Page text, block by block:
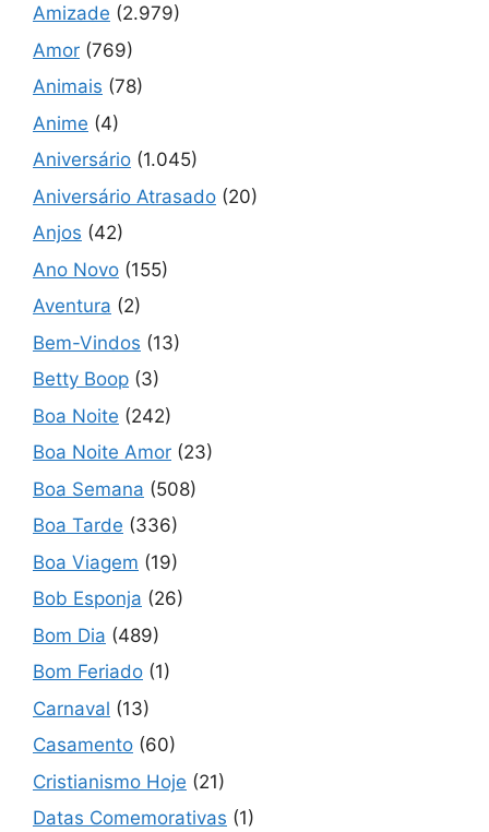
Amizade (2.979)
Amor (769)
Animais (78)
Anime (4)
Aniversário (1.045)
Aniversário Atrasado (20)
Anjos (42)
Ano Novo (155)
Aventura (2)
Bem-Vindos (13)
Betty Boop (3)
Boa Noite (242)
Boa Noite Amor (23)
Boa Semana (508)
Boa Tarde (336)
Boa Viagem (19)
Bob Esponja (26)
Bom Dia (489)
Bom Feriado (1)
Carnaval (13)
Casamento (60)
Cristianismo Hoje (21)
Datas Comemorativas (1)